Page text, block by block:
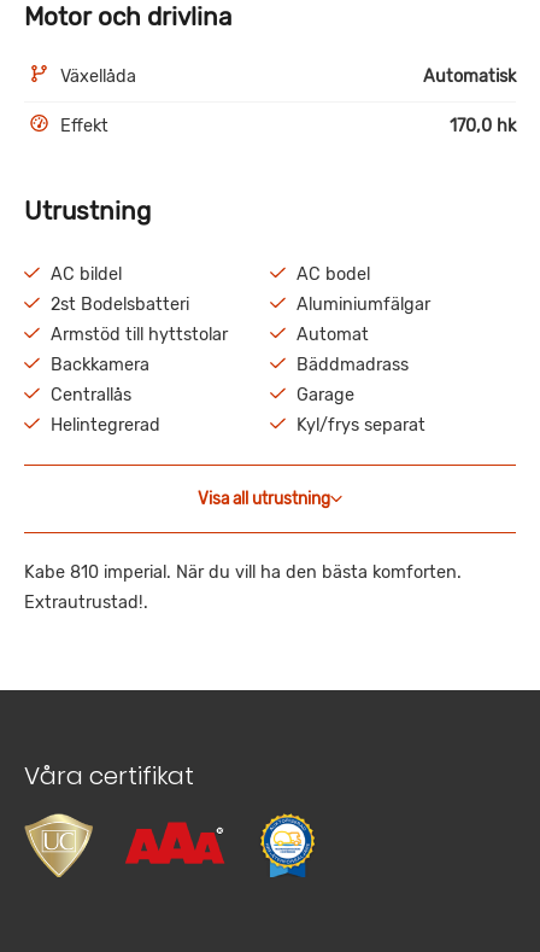
Motor och drivlina
Växellåda Automatisk
Effekt 170,0 hk
Utrustning
AC bildel
AC bodel
2st Bodelsbatteri
Aluminiumfälgar
Armstöd till hyttstolar
Automat
Backkamera
Bäddmadrass
Centrallås
Garage
Helintegrerad
Kyl/frys separat
Visa all utrustning
Kabe 810 imperial. När du vill ha den bästa komforten.
Extrautrustad!.
Våra certifikat